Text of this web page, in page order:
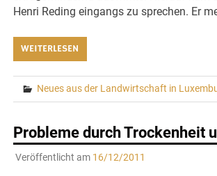
Henri Reding eingangs zu sprechen. Er
WEITERLESEN
Neues aus der Landwirtschaft in
Probleme durch Trockenheit
Veröffentlicht am 16/12/2011